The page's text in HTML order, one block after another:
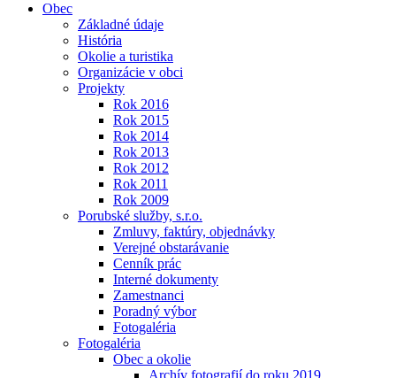
Obec
Základné údaje
História
Okolie a turistika
Organizácie v obci
Projekty
Rok 2016
Rok 2015
Rok 2014
Rok 2013
Rok 2012
Rok 2011
Rok 2009
Porubské služby, s.r.o.
Zmluvy, faktúry, objednávky
Verejné obstarávanie
Cenník prác
Interné dokumenty
Zamestnanci
Poradný výbor
Fotogaléria
Fotogaléria
Obec a okolie
Archív fotografií do roku 2019